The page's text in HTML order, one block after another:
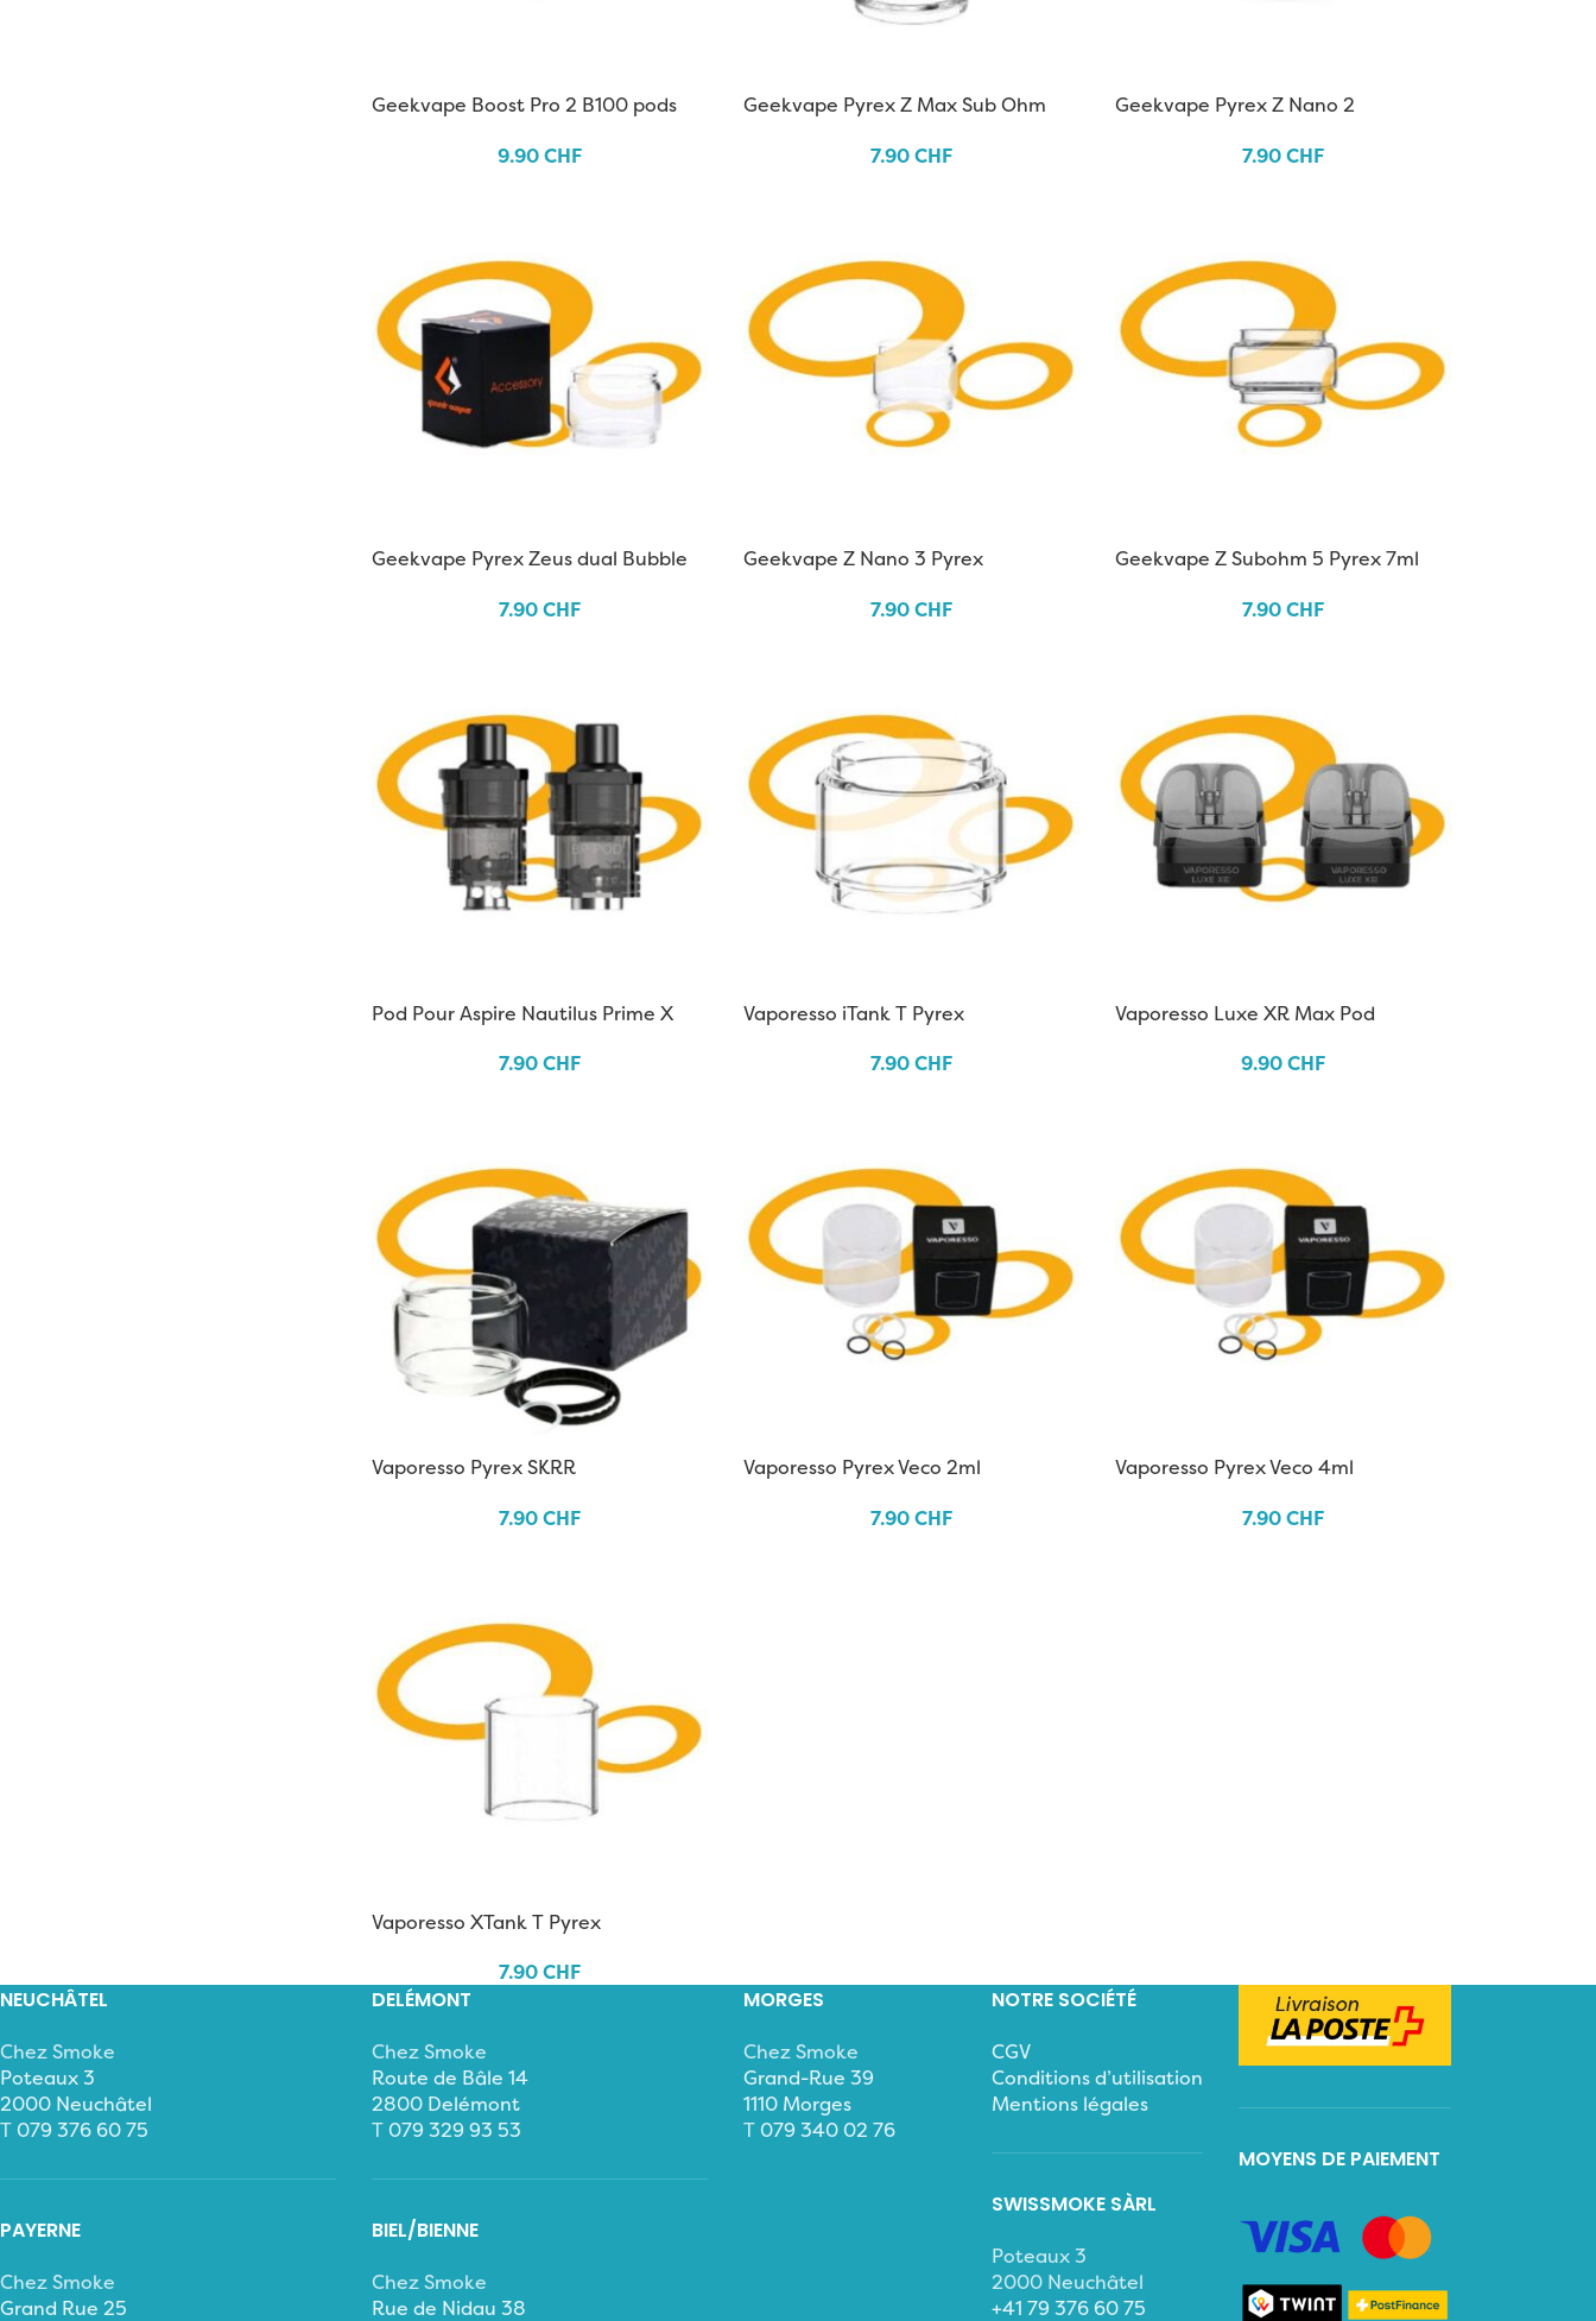
Geekvape Boost Pro 2 B100 pods
9.90CHF
Geekvape Pyrex Z Max Sub Ohm
7.90CHF
Geekvape Pyrex Z Nano 2
7.90CHF
Geekvape Pyrex Zeus dual Bubble
7.90CHF
Geekvape Z Nano 3 Pyrex
7.90CHF
Geekvape Z Subohm 5 Pyrex 7ml
7.90CHF
Pod Pour Aspire Nautilus Prime X
7.90CHF
Vaporesso iTank T Pyrex
7.90CHF
Vaporesso Luxe XR Max Pod
9.90CHF
Vaporesso Pyrex SKRR
7.90CHF
Vaporesso Pyrex Veco 2ml
7.90CHF
Vaporesso Pyrex Veco 4ml
7.90CHF
Vaporesso XTank T Pyrex
7.90CHF
NEUCHÂTEL
Chez Smoke
Poteaux 3
2000 Neuchâtel
T 079 376 60 75
PAYERNE
Chez Smoke
Grand Rue 25
DELÉMONT
Chez Smoke
Route de Bâle 14
2800 Delémont
T 079 329 93 53
BIEL/BIENNE
Chez Smoke
Rue de Nidau 38
MORGES
Chez Smoke
Grand-Rue 39
1110 Morges
T 079 340 02 76
NOTRE SOCIÉTÉ
CGV
Conditions d’utilisation
Mentions légales
SWISSMOKE SÀRL
Poteaux 3
2000 Neuchâtel
+41 79 376 60 75
MOYENS DE PAIEMENT